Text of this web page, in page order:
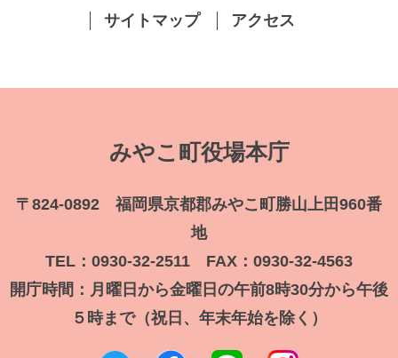
サイトマップ
アクセス
みやこ町役場本庁
〒824-0892 福岡県京都郡みやこ町勝山上田960番
地
TEL：0930-32-2511 FAX：0930-32-4563
開庁時間：月曜日から金曜日の午前8時30分から午後
５時まで（祝日、年末年始を除く）